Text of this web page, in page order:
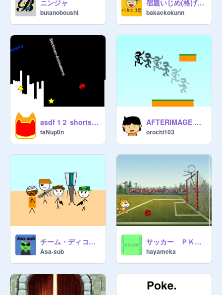
ニンジャ
butanoboushi
宿題いじめ(格げーテスト)
bakaekokunn
asdf 1２ shorts remix
taNup0n
AFTERIMAGE NINJA 残像忍者
orochi103
チーム・ディコイズ
Asa-sub
サッカー ＰＫゲーム 1.1
hayameka